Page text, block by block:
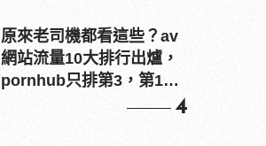
原來老司機都看這些？av
網站流量10大排行出爐，
pornhub只排第3，第1名
4